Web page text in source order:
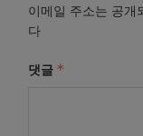
이메일 주소는 공개
다
댓글 *